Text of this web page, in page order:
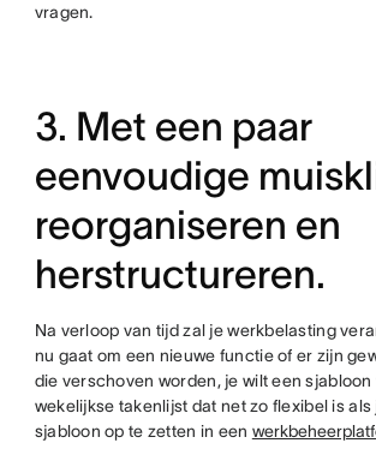
vragen.
3. Met een paar
eenvoudige
reorganiseren en
herstructureren.
Na verloop van tijd zal je werkbelasting
nu gaat om een nieuwe functie of er zijn
die verschoven worden, je wilt een sjabloon
wekelijkse takenlijst dat net zo flexibel is als
sjabloon op te zetten in een